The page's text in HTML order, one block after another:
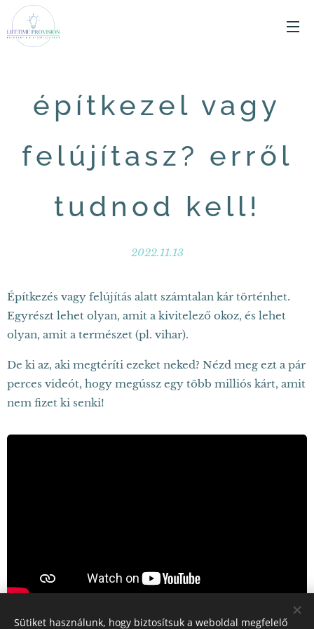
építkezel vagy
felújítasz? erről
tudnod kell!
2022.11.13
Építkezés vagy felújítás alatt számtalan kár történhet.
Egyrészt lehet olyan, amit a kivitelező okoz, és lehet
olyan, amit a természet (pl. vihar).
De ki az, aki megtéríti ezeket neked? Nézd meg ezt a pár
perces videót, hogy megússz egy több milliós kárt, amit
nem fizet ki senki!
Sütiket használunk, hogy biztosítsuk a weboldal megfelelő